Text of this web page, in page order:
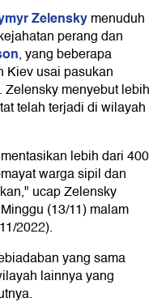
Zelenskymenuduh
perang dan
, yang beberapa
Kiev usai pasukan
menyebut lebih
telah terjadi di wilayah
lebih dari 400
warga sipil dan
ucap Zelensky
(13/11) malam
2022).
yang sama
lainnya yang